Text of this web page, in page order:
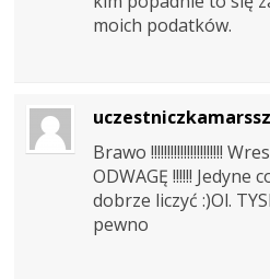
moich podatków.
Brawo !!!!!!!!!!!!!!!!!!!!!!
ODWAGĘ !!!!!!
dobrze liczyć :)Ol.
pewno